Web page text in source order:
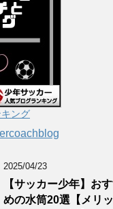
ング
2025/04/23
【サッカー少年】お
めの水筒20選【メリ